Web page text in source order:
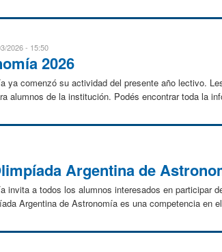
2026 - 15:50
2026
ya comenzó su actividad del presente año lectivo.
alumnos de la institución. Podés encontrar toda la
Argentina de
invita a todos los alumnos interesados en participar
Argentina de Astronomía es una competencia en